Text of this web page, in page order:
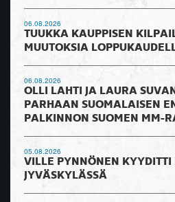
06.08.2026
TUUKKA KAUPPISEN
MUUTOKSIA
06.08.2026
OLLI LAHTI JA LAURA
PARHAAN SUOMALAISEN
PALKINNON SUOMEN MM-
05.08.2026
VILLE PYNNÖNEN KYYDITTI
JYVÄSKYLÄSSÄ